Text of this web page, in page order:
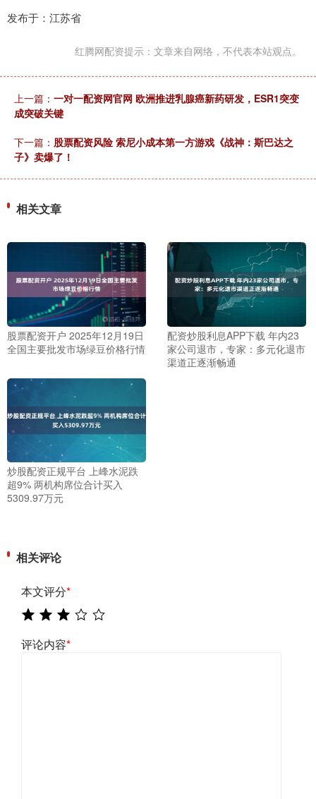
发布于：江苏省
红腾网配资提示：文章来自网络，不代表本站观点。
上一篇： 一对一配资网官网 欧洲推进乳腺癌新药研发，ESR1突变
成突破关键
下一篇： 股票配资风险 索尼小成本第一方游戏《战神：斯巴达之
子》卖爆了！
相关文章
股票配资开户 2025年12月19日
全国主要批发市场绿豆价格行情
配资炒股利息APP下载 年内23
家公司退市，专家：多元化退市
渠道正逐渐畅通
炒股配资正规平台 上峰水泥跌
超9% 两机构席位合计买入
5309.97万元
相关评论
本文评分*
评论内容*